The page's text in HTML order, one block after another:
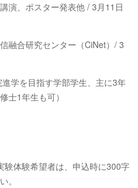
、ポスター発表他 / 3月11日
合研究センター（CiNet）/ 3
学を目指す学部学生、主に3年
士1年生も可）
体験希望者は、申込時に300字
。